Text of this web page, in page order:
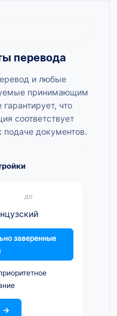
перевода
и любые
принимающим
что
соответствует
документов.
до
заверенные
→